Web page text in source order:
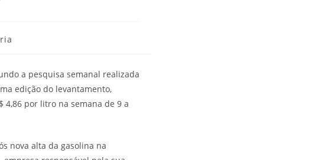
a pesquisa semanal realizada
edição do levantamento,
por litro na semana de 9 a
nova alta da gasolina na